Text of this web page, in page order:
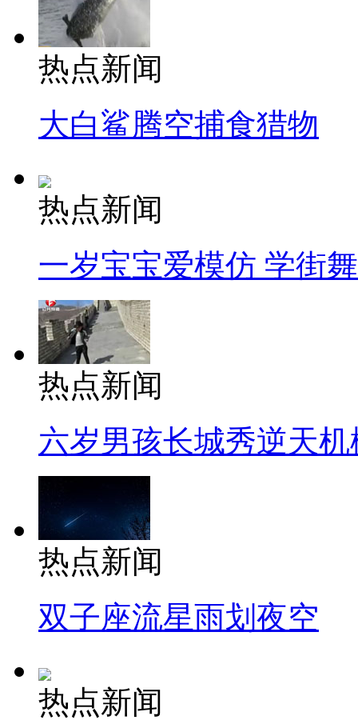
热点新闻
大白鲨腾空捕食猎物
热点新闻
一岁宝宝爱模仿 学街
热点新闻
六岁男孩长城秀逆天机
热点新闻
双子座流星雨划夜空
热点新闻